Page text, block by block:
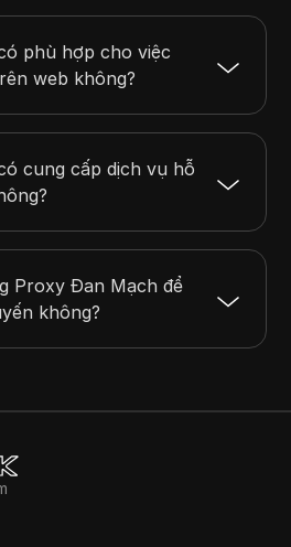
phù hợp cho việc
web không?
cung cấp dịch vụ hỗ
Proxy Đan Mạch để
không?